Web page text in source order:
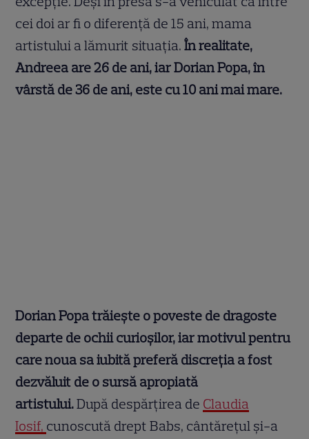
cei doi ar fi o diferență de 15 ani, mama
artistului a lămurit situația. În realitate,
Andreea are 26 de ani, iar Dorian Popa, în
vârstă de 36 de ani, este cu 10 ani mai mare.
Dorian Popa trăiește o poveste de dragoste
departe de ochii curioșilor, iar motivul pentru
care noua sa iubită preferă discreția a fost
dezvăluit de o sursă apropiată
artistului.După despărțirea de Claudia
Iosif, cunoscută drept Babs, cântărețul și-a